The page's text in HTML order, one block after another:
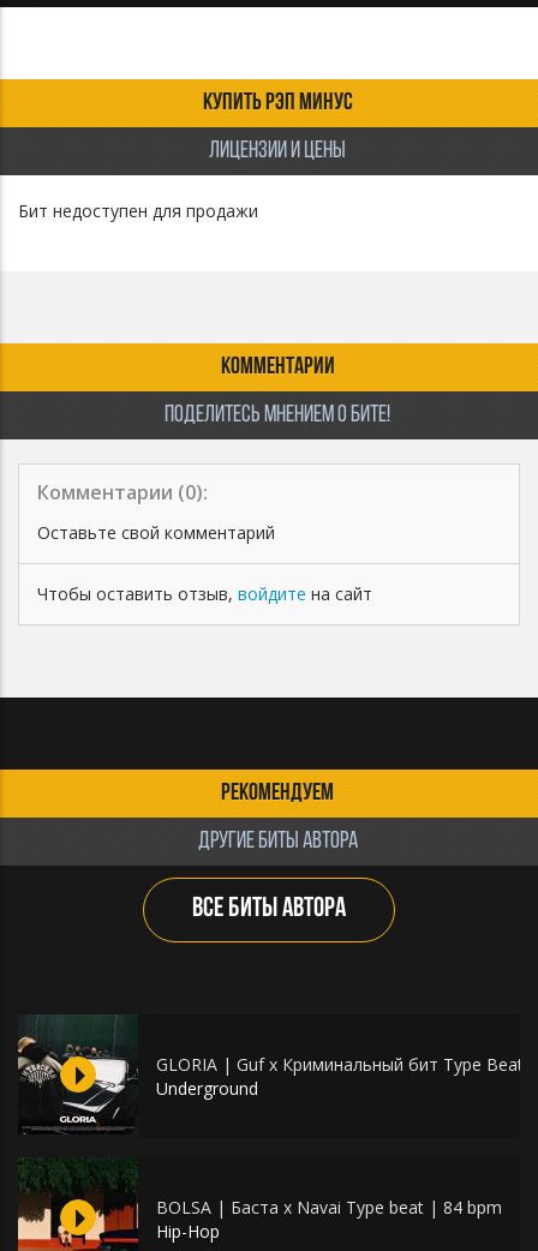
КУПИТЬ РЭП МИНУС
ЛИЦЕНЗИИ И ЦЕНЫ
Бит недоступен для продажи
КОММЕНТАРИИ
ПОДЕЛИТЕСЬ МНЕНИЕМ О БИТЕ!
Комментарии (0):
Оставьте свой комментарий
Чтобы оставить отзыв, войдите на сайт
РЕКОМЕНДУЕМ
ДРУГИЕ БИТЫ АВТОРА
ВСЕ БИТЫ АВТОРА
GLORIA | Guf x Криминальный бит Type Beat
Underground
BOLSA | Баста x Navai Type beat | 84 bpm
Hip-Hop